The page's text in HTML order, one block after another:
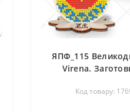
ЯПФ_115
Virena.
Код товару: